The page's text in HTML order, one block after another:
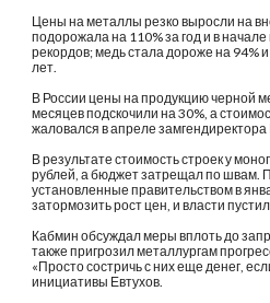
Цены на металлы резко выросли на
подорожала на 110% за год и в
рекордов; медь стала дороже на 94%
лет.
В России цены на продукцию черной
месяцев подскочили на 30%, а
жаловался в апреле
В результате стоимость строек у
рублей, а бюджет затрещал по швам.
установленные правительством в
затормозить рост цен, и власти
Кабмин обсуждал меры вплоть до
также пригрозил металлургам
«Просто состричь с них еще денег,
инициативы Евтухов.